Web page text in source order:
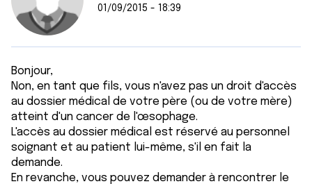
01/09/2015 - 18:39
Bonjour,
Non, en tant que fils, vous n'avez pas un droit d'accès
au dossier médical de votre père (ou de votre mère)
atteint d'un cancer de l'œsophage.
L'accès au dossier médical est réservé au personnel
soignant et au patient lui-même, s'il en fait la
demande.
En revanche, vous pouvez demander à rencontrer le